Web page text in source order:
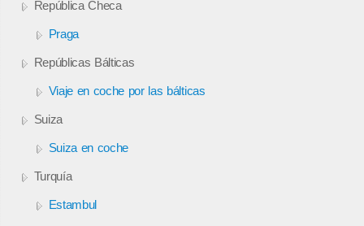
República Checa
Praga
Repúblicas Bálticas
Viaje en coche por las bálticas
Suiza
Suiza en coche
Turquía
Estambul